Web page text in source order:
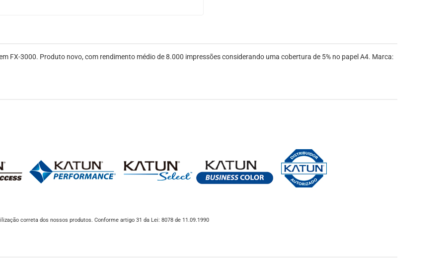
FX-3000. Produto novo, com rendimento médio de 8.000 impressões considerando uma cobertura de 5% no papel A4. Marca:
correta dos nossos produtos. Conforme artigo 31 da Lei: 8078 de 11.09.1990